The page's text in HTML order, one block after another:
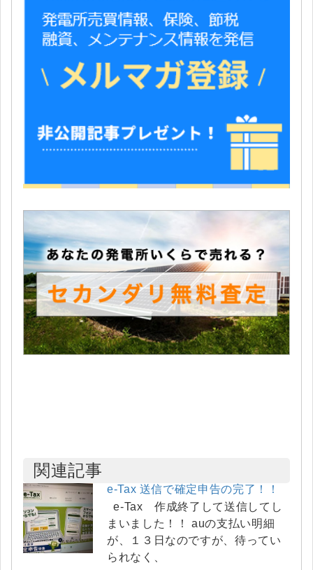
関連記事
e-Tax 送信で確定申告の完了！！
e-Tax 作成終了して送信してし
まいました！！ auの支払い明細
が、１３日なのですが、待ってい
られなく、